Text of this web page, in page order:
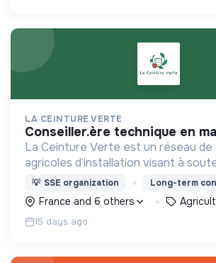
LA CEINTURE VERTE
conseiller.ère technique en
La Ceinture Verte est un réseau
agricoles d’installation visant à
développement d’une filière locale
biologique plus rémunératrice pour
producteurs.
💡 SSE organization Long-term
France and 6 others
15 days ago